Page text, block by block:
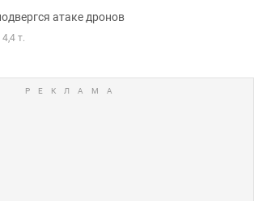
атаке дронов
4,4 т.